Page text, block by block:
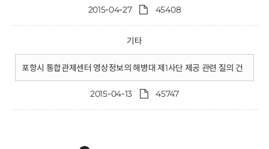
2015-04-27 45408
기타
포항시 통합관제센터 영상정보의 해병대 제1사단 제공 관련 질의 건
2015-04-13 45747